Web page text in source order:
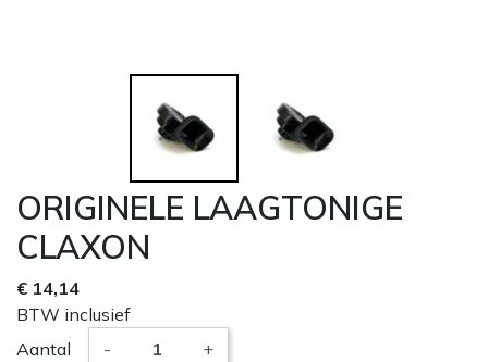
ORIGINELE LAAGTONIGE
CLAXON
€ 14,14
BTW inclusief
Aantal
- +